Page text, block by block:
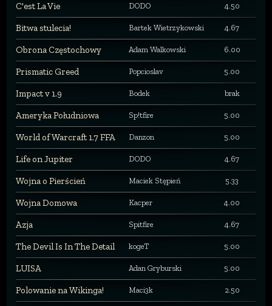
C'est La Vie DODO 4.50
Bitwa stulecia! Bartek Wietrzykowski 4.67
Obrona Częstochowy Adam Walkowski 6.00
Prismatic Greed Popcioslav 5.00
Impact v 1.9 Bodek brak
Ameryka Południowa Sp!tfire 5.00
World of Warcraft 1.7 FFA Danzon 5.00
Life on Jupiter DODO 4.67
Wojna o Pierścień Maciek Stępień 5.33
Wojna Domowa Kacper 4.00
Azja Spitfire 4.67
The Devil Is In The Detail kogeT 5.00
LUISA Adan Gryburski 5.00
Polowanie na Wikinga! Maci3k 2.50